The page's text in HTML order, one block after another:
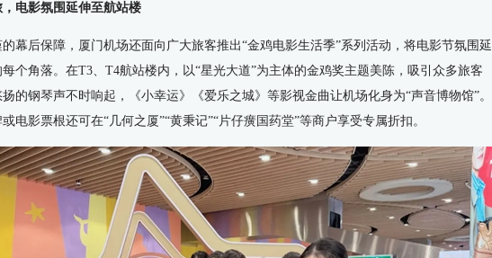
，电影氛围延伸至航站楼
幕后保障， 厦门机场还面向广大旅客推出“金鸡电影生活季”系列活动，将电影节氛围延
个角落。在T3、T4航站楼内，以“星光大道”为主体的金鸡奖主题美陈 ， 吸引众多旅客
扬的钢琴声不时响起，《小幸运》《爱乐之城》等影视金曲让机场化身为“声音博物馆”。
电影票根还可在“几何之厦”“黄秉记”“片仔癀国药堂”等商户享受专属折扣。